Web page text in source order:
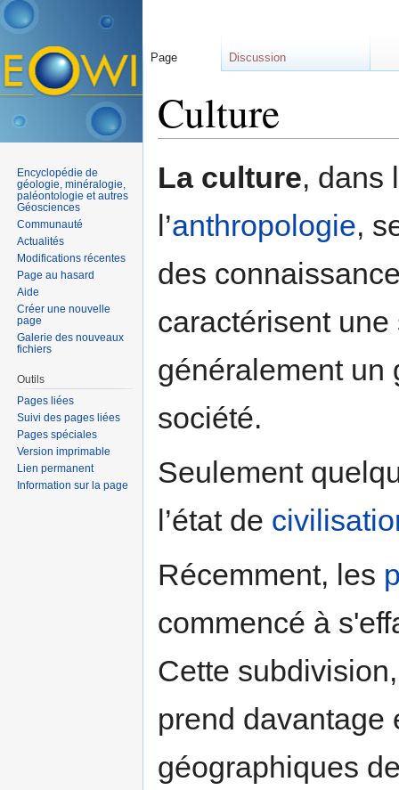
Culture
La culture, dans
l’anthropologie,
des
caractérisent
généralement un
société.
Seulement
l’état de
Récemment, les
commencé à
Cette
prend davantage
géographiques
Page Discussion
Encyclopédie de
géologie, minéralogie,
paléontologie et autres
Géosciences
Communauté
Actualités
Modifications récentes
Page au hasard
Aide
Créer une nouvelle
page
Galerie des nouveaux
fichiers
Outils
Pages liées
Suivi des pages liées
Pages spéciales
Version imprimable
Lien permanent
Information sur la page